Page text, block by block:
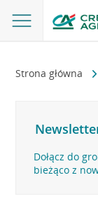
Strona główna
Dołącz do
bieżąco z